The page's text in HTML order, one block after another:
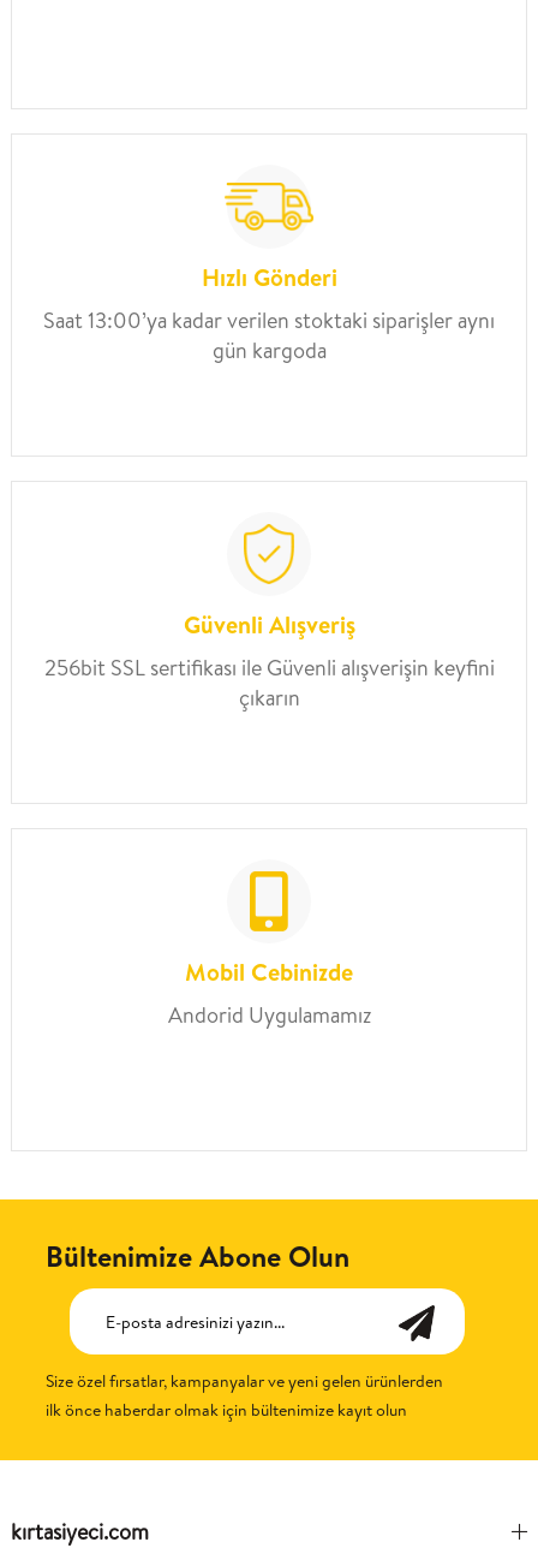
Hızlı Gönderi
Saat 13:00’ya kadar verilen stoktaki siparişler aynı
gün kargoda
Güvenli Alışveriş
256bit SSL sertifikası ile Güvenli alışverişin keyfini
çıkarın
Mobil Cebinizde
Andorid Uygulamamız
Bültenimize Abone Olun
Size özel fırsatlar, kampanyalar ve yeni gelen ürünlerden
ilk önce haberdar olmak için bültenimize kayıt olun
kırtasiyeci.com